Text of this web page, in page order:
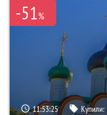
-51%
11:53:24 Купили: